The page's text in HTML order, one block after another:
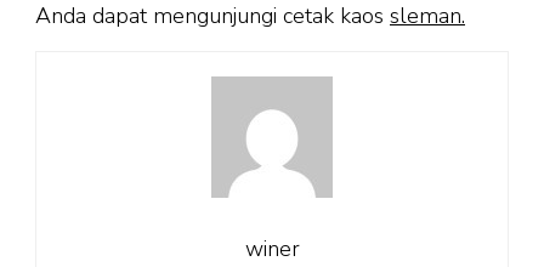
Anda dapat mengunjungi cetak kaos sleman.
winer